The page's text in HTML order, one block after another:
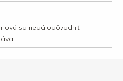
sa nedá odôvodniť